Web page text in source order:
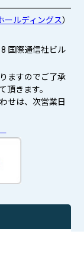
ールディングス）
国際通信社ビル
ますのでご了承
頂きます。
せは、次営業日